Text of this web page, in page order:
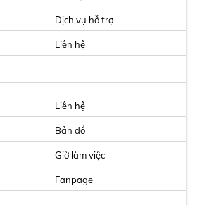
Dịch vụ hỗ trợ
Liên hệ
Liên hệ
Bản đồ
Giờ làm việc
Fanpage